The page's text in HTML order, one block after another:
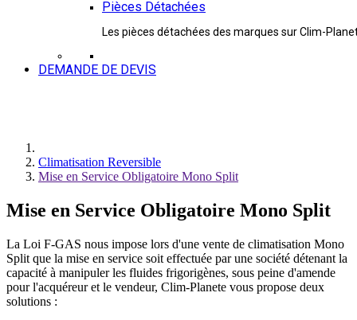
Pièces Détachées
Les pièces détachées des marques sur Clim-
DEMANDE DE DEVIS
Climatisation Reversible
Mise en Service Obligatoire Mono Split
Mise en Service Obligatoire Mono Split
La Loi F-GAS nous impose lors d'une vente de climatisation Mono
Split que la mise en service soit effectuée par une société détenant la
capacité à manipuler les fluides frigorigènes, sous peine d'amende
pour l'acquéreur et le vendeur, Clim-Planete vous propose deux
solutions :